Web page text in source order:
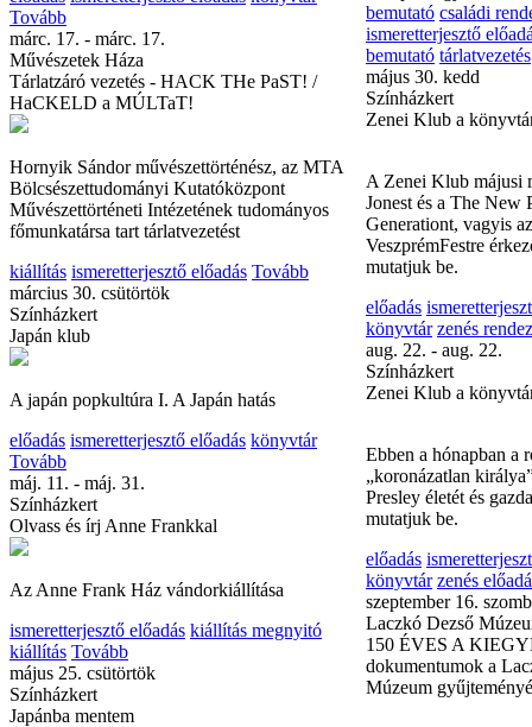
Tovább
márc. 17. - márc. 17.
Művészetek Háza
Tárlatzáró vezetés - HACK THe PaST! /
HaCKELD a MÚLTaT!
Hornyik Sándor művészettörténész, az MTA
Bölcsészettudományi Kutatóközpont
Művészettörténeti Intézetének tudományos
főmunkatársa tart tárlatvezetést
kiállítás ismeretterjesztő előadás Tovább
március 30. csütörtök
Színházkert
Japán klub
A japán popkultúra I. A Japán hatás
előadás ismeretterjesztő előadás könyvtár
Tovább
máj. 11. - máj. 31.
Színházkert
Olvass és írj Anne Frankkal
Az Anne Frank Ház vándorkiállítása
ismeretterjesztő előadás kiállítás megnyitó
kiállítás Tovább
május 25. csütörtök
Színházkert
Japánba mentem
A rendezvény a
országos
kapcsolódik.
ismeretterjesztő
bemutató tárlatvezetés
május 30. kedd
Színházkert
Zenei Klub a
A Zenei Klub májusi
Jonest és a The New
Generationt, vagyis
VeszprémFestre
előadás
könyvtár zenés
aug. 22. - aug. 22.
Színházkert
Ebben a hónapban a
„koronázatlan
Presley életét és
mutatjuk be.